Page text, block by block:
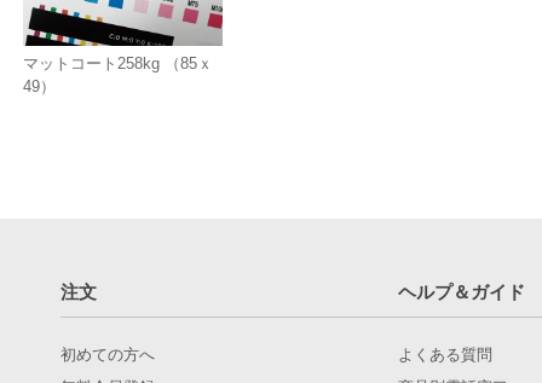
マットコート258kg （85ｘ
49）
注文 ヘルプ＆ガイド
初めての方へ
よくある質問